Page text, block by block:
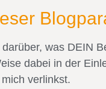
was DEIN
dabei in der
verlinkst.